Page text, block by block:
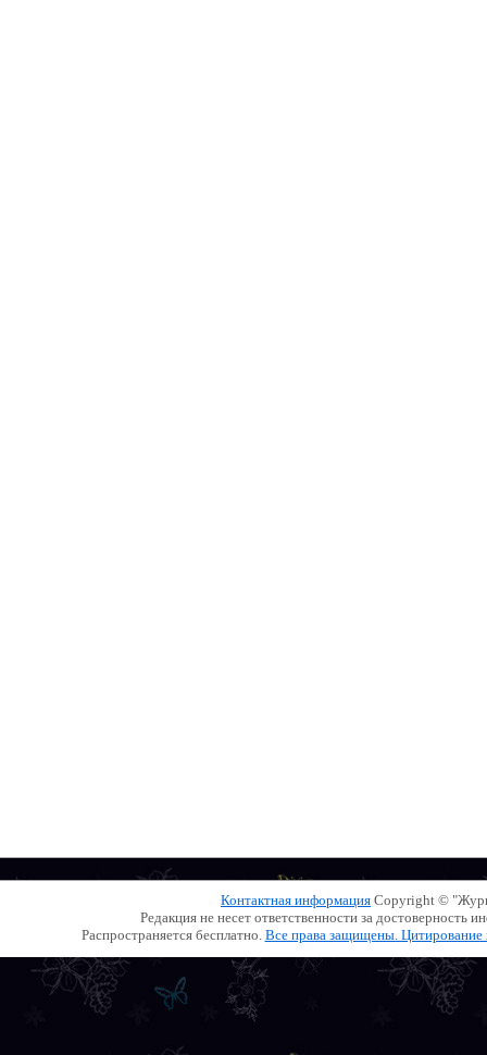
Контактная информация Copyright ©
Редакция не несет ответственности за
Распространяется бесплатно. Все права защищены. Цитирование